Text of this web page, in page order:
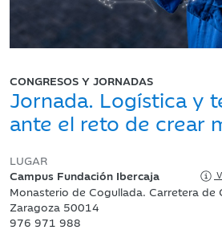
CONGRESOS Y JORNADAS
Jornada. Logística y
ante el reto de crear
LUGAR
Campus Fundación Ibercaja
Monasterio de Cogullada. Carretera de
Zaragoza 50014
976 971 988